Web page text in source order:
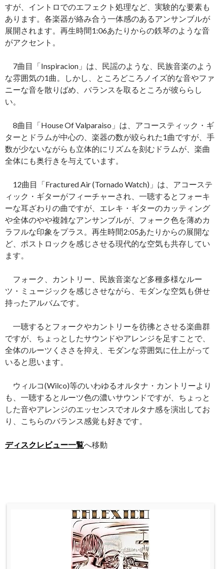
すが、イントロでのエフェクト処理など、実験的な要素も
あります。各楽器が絡み合う一体感のあるアンサンブルが
展開されます。再生時間1:06あたりからの鉄琴のような音
がアクセント。
7曲目「Inspiracion」は、民謡のような、民族音楽のよう
な雰囲気の1曲。しかし、ところどころノイズ的な音やファ
ニーな音を散りばめ、バランスを取るところが彼ららし
い。
8曲目「House Of Valparaiso」は、アコースティック・ギ
ターとドラムが中心の、楽器の数が絞られた1曲ですが、手
数が少ないながらも立体的にリズムを刻むドラムが、楽曲
全体にも奥行きを与えています。
12曲目「Fractured Air (Tornado Watch)」は、アコーステ
ィック・ギターがフィーチャーされ、一聴するとフォーキ
ーな耳ざわりの曲ですが、エレキ・ギターのカッティング
や全体のやや複雑なアンサンブルが、フォーク色を薄めカ
ラフルな印象をプラス。再生時間2:05あたりからの展開な
ど、ポストロックを感じさせる現代的な空気も共存してい
ます。
フォーク、カントリー、民族音楽など多種多様なルー
ツ・ミュージックを感じさせながら、モダンな空気も併せ
持ったアルバムです。
一聴するとフォークやカントリーを彷彿とさせる楽曲群
ですが、ちょっとしたサウンドやアレンジを足すことで、
全体のルーツくささを抑え、モダンな雰囲気に仕上がって
いると思います。
ウィルコ(Wilco)等のいわゆるオルタナ・カントリーより
も、一聴するとルーツ色の濃いサウンドですが、ちょっと
した音やアレンジのエッセンスでオルタナ感を演出してお
り、こちらのバランス感覚も好きです。
ディスクレビュー一覧へ移動